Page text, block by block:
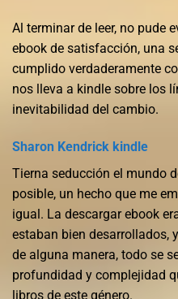
Al terminar de leer, no pude
ebook de satisfacción, una
cumplido verdaderamente
nos lleva a kindle sobre los
inevitabilidad del cambio.
Sharon Kendrick kindle
Tierna seducción el mundo
posible, un hecho que me
igual. La descargar ebook
estaban bien desarrollados,
de alguna manera, todo se
profundidad y complejidad
libros de este género.